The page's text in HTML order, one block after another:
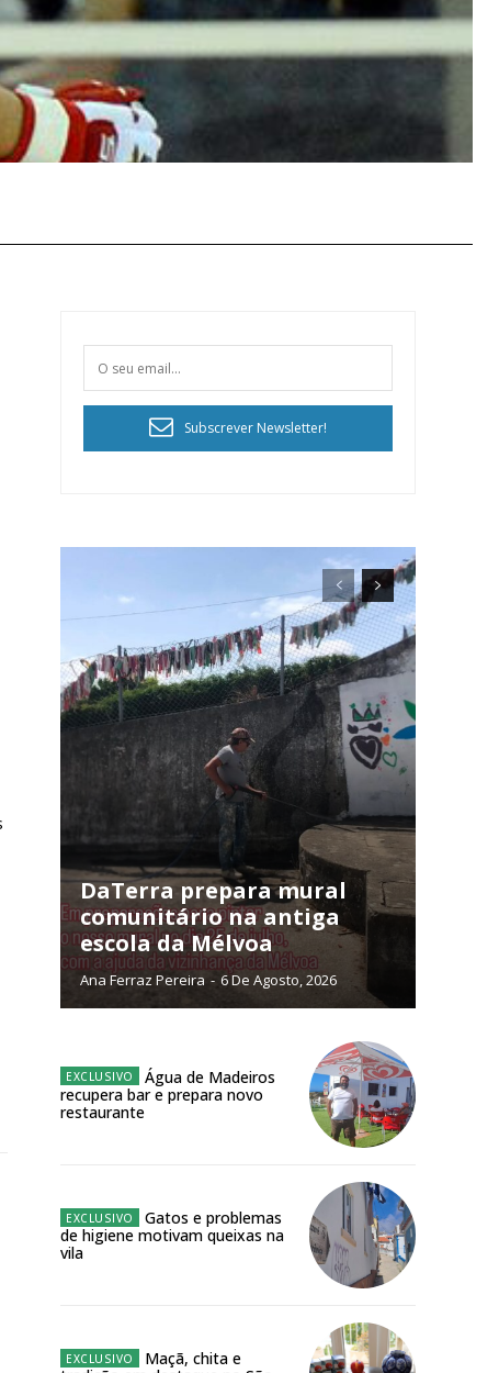
ANUAL
online
Exclusivos para
o plano
Subscrever Newsletter!
DaTerra prepara mural
comunitário na antiga
escola da Mélvoa
Ana Ferraz Pereira - 6 De Agosto, 2026
Água de Madeiros
recupera bar e prepara novo
restaurante
Gatos e problemas
de higiene motivam queixas na
vila
Maçã, chita e